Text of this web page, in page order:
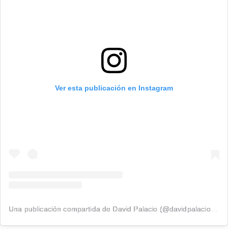
Ver esta publicación en Instagram
Una publicación compartida de David Palacio (@davidpalacio91)